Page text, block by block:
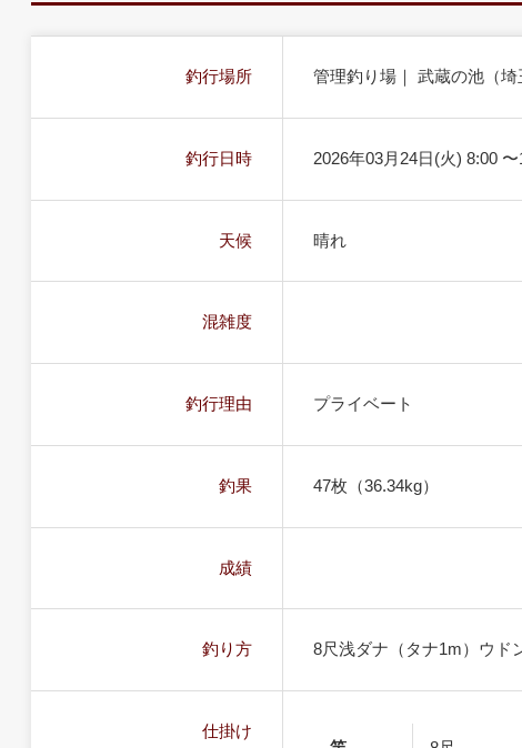
釣行場所 管理釣り場｜ 武蔵の池（
釣行日時 2026年03月24日(火) 8:00 〜
天候 晴れ
混雑度
釣行理由 プライベート
釣果 47枚（36.34kg）
成績
釣り方 8尺浅ダナ（タナ1m）ウド
仕掛け